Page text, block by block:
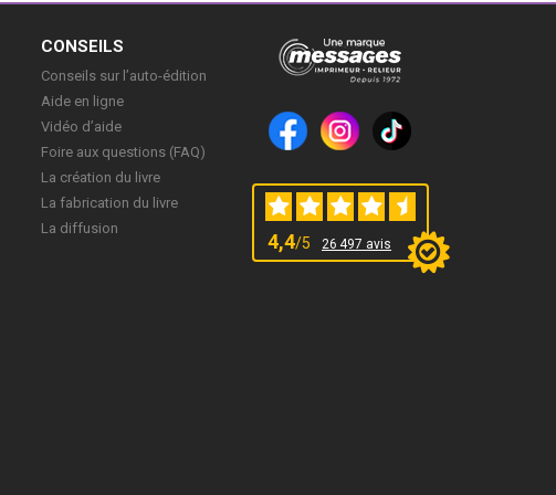
CONSEILS
Conseils sur l’auto-édition
Aide en ligne
Vidéo d’aide
Foire aux questions (FAQ)
La création du livre
La fabrication du livre
La diffusion
4,4/5 26 497 avis